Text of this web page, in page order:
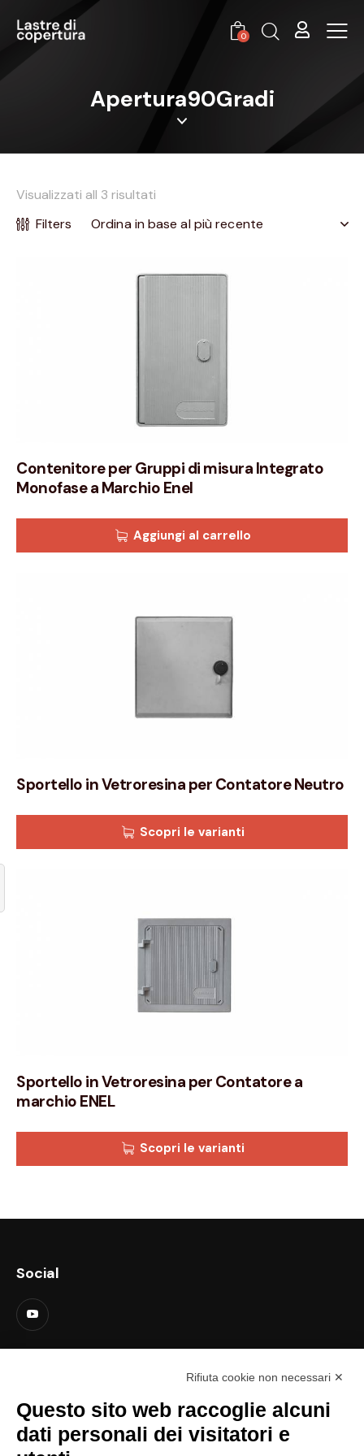
0
Apertura90Gradi
Visualizzati all 3 risultati
Filters
Contenitore per Gruppi di misura Integrato
Monofase a Marchio Enel
Aggiungi al carrello
Sportello in Vetroresina per Contatore Neutro
Scopri le varianti
Sportello in Vetroresina per Contatore a
marchio ENEL
Scopri le varianti
Social
Menu
Rifiuta cookie non necessari ✕
Questo sito web raccoglie alcuni
dati personali dei visitatori e